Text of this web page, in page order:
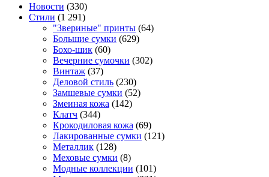
Новости (330)
Стили (1 291)
"Звериные" принты (64)
Большие сумки (629)
Бохо-шик (60)
Вечерние сумочки (302)
Винтаж (37)
Деловой стиль (230)
Замшевые сумки (52)
Змеиная кожа (142)
Клатч (344)
Крокодиловая кожа (69)
Лакированные сумки (121)
Металлик (128)
Меховые сумки (8)
Модные коллекции (101)